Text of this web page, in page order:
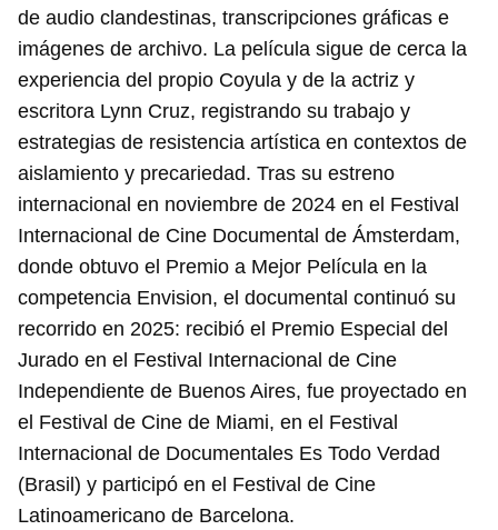
de audio clandestinas, transcripciones gráficas e
imágenes de archivo. La película sigue de cerca la
experiencia del propio Coyula y de la actriz y
escritora Lynn Cruz, registrando su trabajo y
estrategias de resistencia artística en contextos de
aislamiento y precariedad. Tras su estreno
internacional en noviembre de 2024 en el Festival
Internacional de Cine Documental de Ámsterdam,
donde obtuvo el Premio a Mejor Película en la
competencia Envision, el documental continuó su
recorrido en 2025: recibió el Premio Especial del
Jurado en el Festival Internacional de Cine
Independiente de Buenos Aires, fue proyectado en
el Festival de Cine de Miami, en el Festival
Internacional de Documentales Es Todo Verdad
(Brasil) y participó en el Festival de Cine
Latinoamericano de Barcelona.